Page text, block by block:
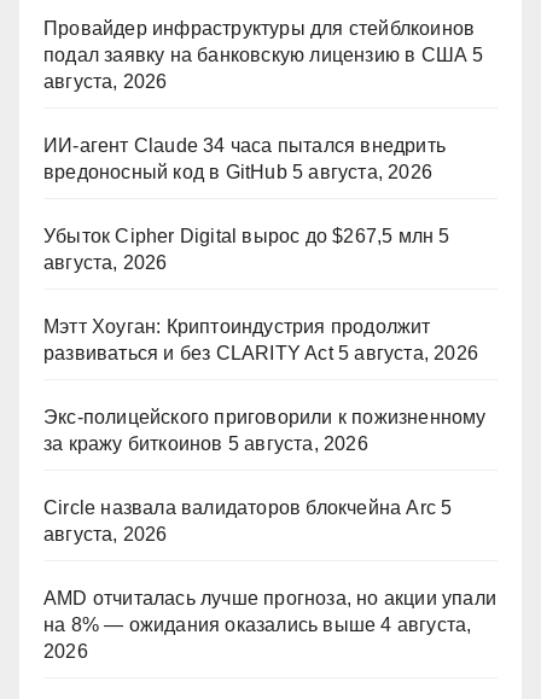
Провайдер инфраструктуры для стейблкоинов
подал заявку на банковскую лицензию в США 5
августа, 2026
ИИ-агент Claude 34 часа пытался внедрить
вредоносный код в GitHub 5 августа, 2026
Убыток Cipher Digital вырос до $267,5 млн 5
августа, 2026
Мэтт Хоуган: Криптоиндустрия продолжит
развиваться и без CLARITY Act 5 августа, 2026
Экс-полицейского приговорили к пожизненному
за кражу биткоинов 5 августа, 2026
Circle назвала валидаторов блокчейна Arc 5
августа, 2026
AMD отчиталась лучше прогноза, но акции упали
на 8% — ожидания оказались выше 4 августа,
2026